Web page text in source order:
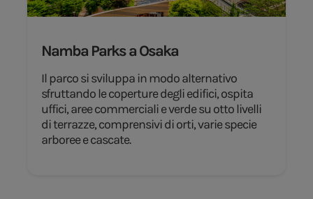
Namba Parks a Osaka
Il parco si sviluppa in modo alternativo
sfruttando le coperture degli edifici, ospita
uffici, aree commerciali e verde su otto livelli
di terrazze, comprensivi di orti, varie specie
arboree e cascate.